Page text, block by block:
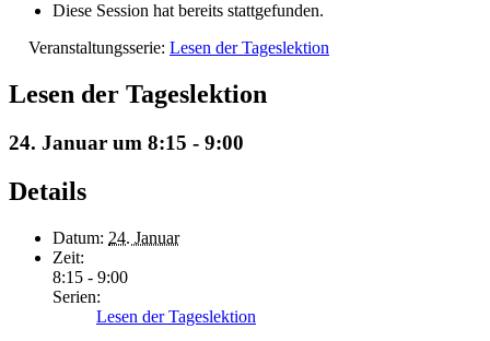
Diese Session hat bereits stattgefunden.
Veranstaltungsserie: Lesen der Tageslektion
Lesen der Tageslektion
24. Januar um 8:15 - 9:00
Details
Datum: 24. Januar
Zeit:
8:15 - 9:00
Serien:
Lesen der Tageslektion